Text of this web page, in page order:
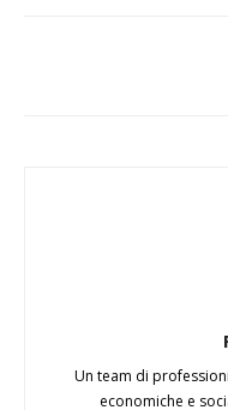
Un team di
economiche e